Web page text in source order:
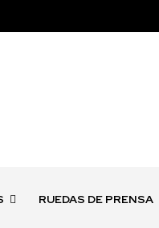
RUEDAS DE PRENSA